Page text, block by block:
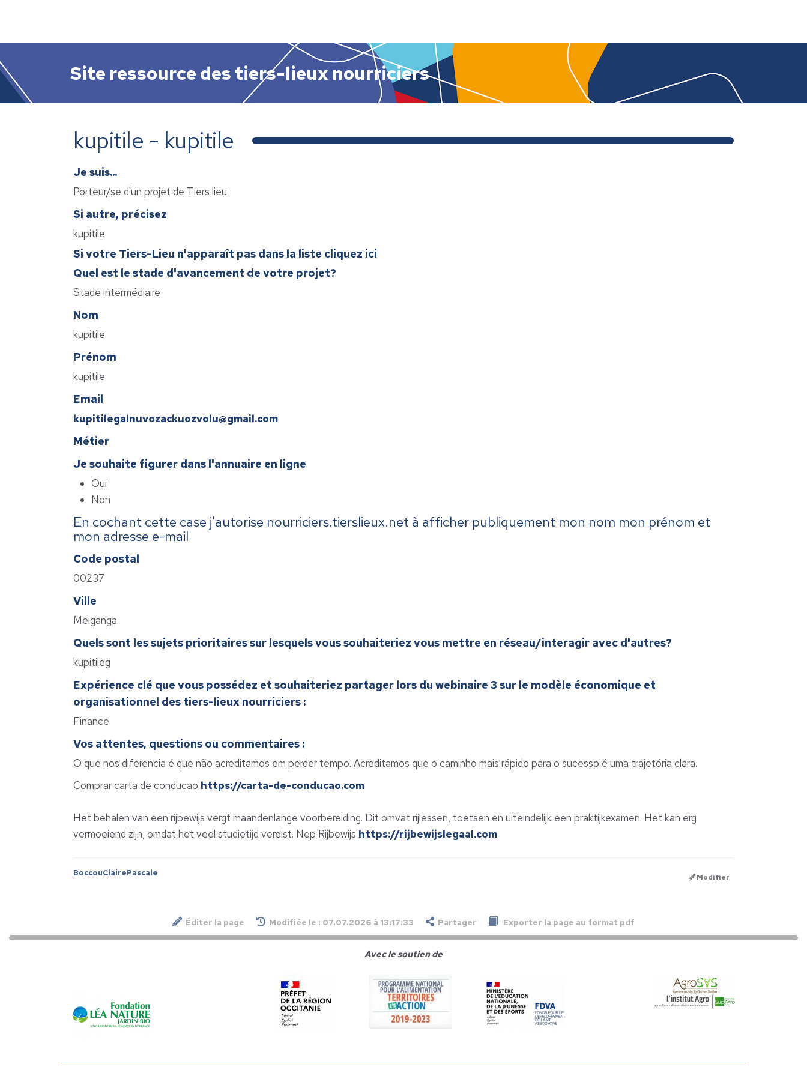
Site ressource des tiers-lieux nourriciers
kupitile - kupitile
Je suis...
Porteur/se d'un projet de Tiers lieu
Si autre, précisez
kupitile
Si votre Tiers-Lieu n'apparaît pas dans la liste cliquez ici
Quel est le stade d'avancement de votre projet?
Stade intermédiaire
Nom
kupitile
Prénom
kupitile
Email
kupitilegalnuvozackuozvolu@gmail.com
Métier
Je souhaite figurer dans l'annuaire en ligne
Oui
Non
En cochant cette case j'autorise nourriciers.tierslieux.net à afficher publiquement mon nom mon prénom et
mon adresse e-mail
Code postal
00237
Ville
Meiganga
Quels sont les sujets prioritaires sur lesquels vous souhaiteriez vous mettre en réseau/interagir avec d'autres?
kupitileg
Expérience clé que vous possédez et souhaiteriez partager lors du webinaire 3 sur le modèle économique et
organisationnel des tiers-lieux nourriciers :
Finance
Vos attentes, questions ou commentaires :
O que nos diferencia é que não acreditamos em perder tempo. Acreditamos que o caminho mais rápido para o sucesso é uma trajetória clara.
Comprar carta de conducao https://carta-de-conducao.com
Het behalen van een rijbewijs vergt maandenlange voorbereiding. Dit omvat rijlessen, toetsen en uiteindelijk een praktijkexamen. Het kan erg
vermoeiend zijn, omdat het veel studietijd vereist. Nep Rijbewijs https://rijbewijslegaal.com
BoccouClairePascale Modifier
Éditer la page Modifiée le : 07.07.2026 à 13:17:33 Partager Exporter la page au format pdf
Avec le soutien de